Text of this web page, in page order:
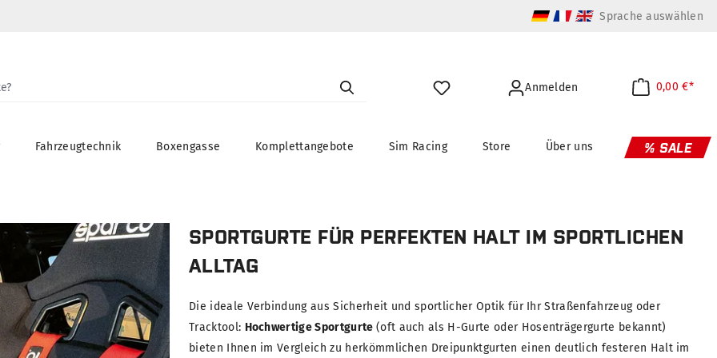
Sprache auswählen
Anmelden 0,00 €*
Fahrzeugtechnik Boxengasse Komplettangebote Sim Racing Store Über uns % SALE
SPORTGURTE FÜR PERFEKTEN HALT IM SPORTLICHEN
ALLTAG
Die ideale Verbindung aus Sicherheit und sportlicher Optik für Ihr Straßenfahrzeug oder
Tracktool: Hochwertige Sportgurte (oft auch als H-Gurte oder Hosenträgergurte bekannt)
bieten Ihnen im Vergleich zu herkömmlichen Dreipunktgurten einen deutlich festeren Halt im